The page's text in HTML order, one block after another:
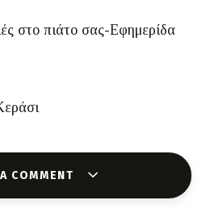
στο πιάτο σας-Εφημερίδα
COMMENT